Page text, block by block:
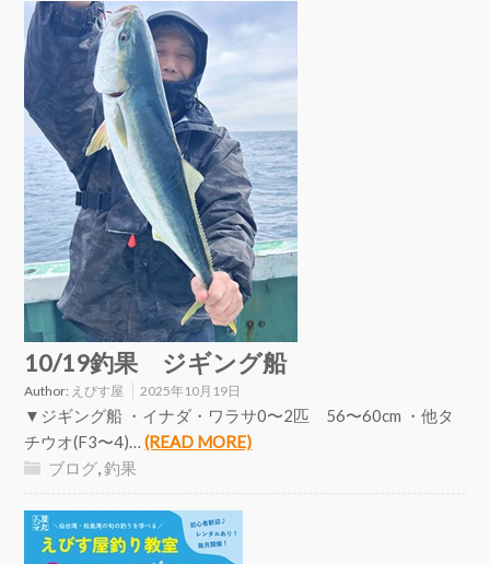
10/19釣果 ジギング船
Author: えびす屋 2025年10月19日
▼ジギング船 ・イナダ・ワラサ0〜2匹 56〜60cm ・他タ
チウオ(F3〜4)…(READ MORE)
ブログ,釣果